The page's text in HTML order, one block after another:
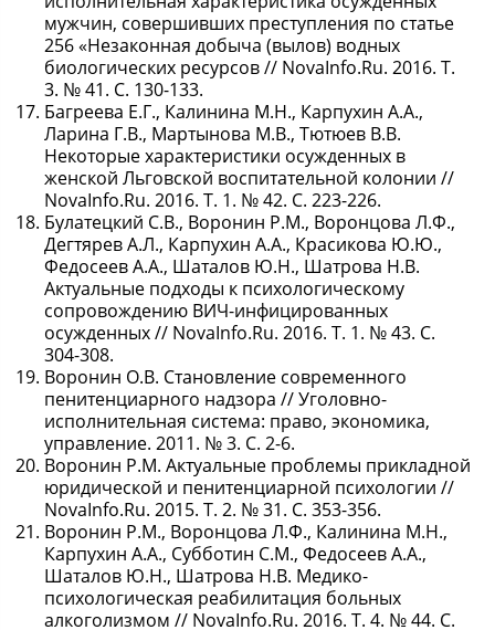
мужчин, совершивших преступления по статье
256 «Незаконная добыча (вылов) водных
биологических ресурсов // NovaInfo.Ru. 2016. Т.
3. № 41. С. 130-133.
Багреева Е.Г., Калинина М.Н., Карпухин А.А.,
Ларина Г.В., Мартынова М.В., Тютюев В.В.
Некоторые характеристики осужденных в
женской Льговской воспитательной колонии //
NovaInfo.Ru. 2016. Т. 1. № 42. С. 223-226.
Булатецкий С.В., Воронин Р.М., Воронцова Л.Ф.,
Дегтярев А.Л., Карпухин А.А., Красикова Ю.Ю.,
Федосеев А.А., Шаталов Ю.Н., Шатрова Н.В.
Актуальные подходы к психологическому
сопровождению ВИЧ-инфицированных
осужденных // NovaInfo.Ru. 2016. Т. 1. № 43. С.
304-308.
Воронин О.В. Становление современного
пенитенциарного надзора // Уголовно-
исполнительная система: право, экономика,
управление. 2011. № 3. С. 2-6.
Воронин Р.М. Актуальные проблемы прикладной
юридической и пенитенциарной психологии //
NovaInfo.Ru. 2015. Т. 2. № 31. С. 353-356.
Воронин Р.М., Воронцова Л.Ф., Калинина М.Н.,
Карпухин А.А., Субботин С.М., Федосеев А.А.,
Шаталов Ю.Н., Шатрова Н.В. Медико-
психологическая реабилитация больных
алкоголизмом // NovaInfo.Ru. 2016. Т. 4. № 44. С.